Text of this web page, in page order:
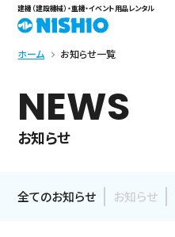
建機（建設機械）・重機・イベント用品レンタル
ホーム お知らせ一覧
NEWS
お知らせ
全てのお知らせ お知らせ